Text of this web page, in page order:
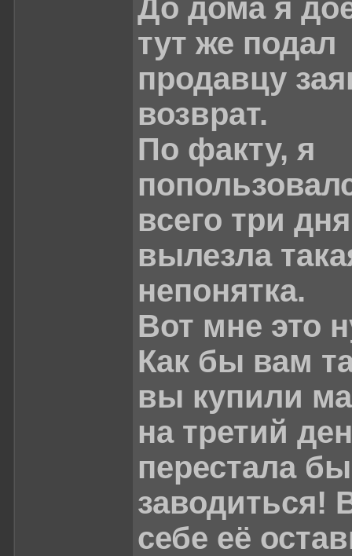
До дома я
тут же подал
продавцу
возврат.
По факту, я
всего три
вылезла
непонятка.
Вот мне это
Как бы вам
вы купили
на третий
перестала бы
заводиться!
себе её